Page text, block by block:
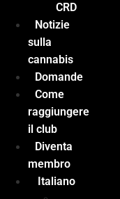
CRD
Notizie
sulla
cannabis
Domande
Come
raggiungere
il club
Diventa
membro
Italiano